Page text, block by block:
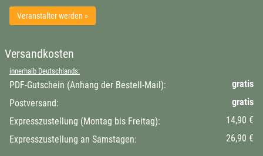
Veranstalter werden »
Versandkosten
innerhalb Deutschlands:
PDF-Gutschein (Anhang der Bestell-Mail):
gratis
Postversand:
gratis
Expresszustellung (Montag bis Freitag):
14,90 €
Expresszustellung an Samstagen:
26,90 €